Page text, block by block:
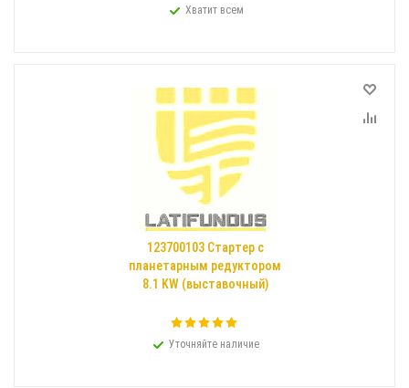
Хватит всем
123700103 Cтартер с
планетарным редуктором
8.1 KW (выставочный)
Уточняйте наличие